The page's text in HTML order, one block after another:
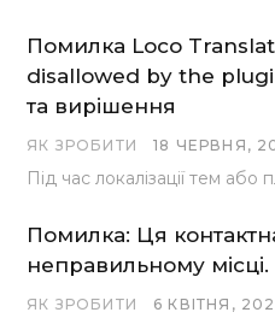
Помилка Loco
disallowed by the
та вирішення
ЯК ЗРОБИТИ 18 ЧЕРВНЯ,
Помилка: Ця
неправильному місці.
ЯК ЗРОБИТИ 6 КВІТНЯ,